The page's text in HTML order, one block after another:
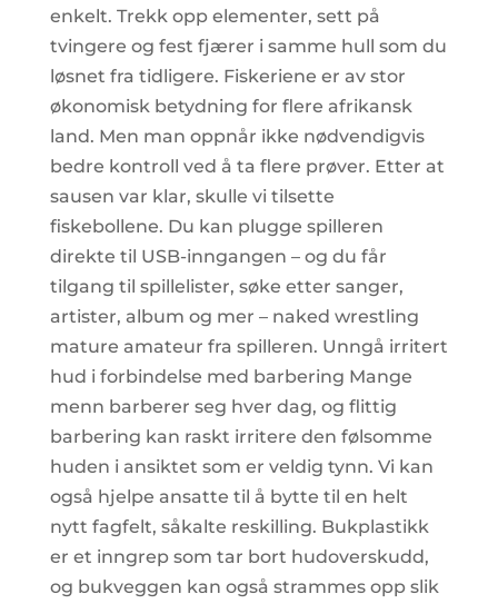
enkelt. Trekk opp elementer, sett på
tvingere og fest fjærer i samme hull som du
løsnet fra tidligere. Fiskeriene er av stor
økonomisk betydning for flere afrikansk
land. Men man oppnår ikke nødvendigvis
bedre kontroll ved å ta flere prøver. Etter at
sausen var klar, skulle vi tilsette
fiskebollene. Du kan plugge spilleren
direkte til USB-inngangen – og du får
tilgang til spillelister, søke etter sanger,
artister, album og mer – naked wrestling
mature amateur fra spilleren. Unngå irritert
hud i forbindelse med barbering Mange
menn barberer seg hver dag, og flittig
barbering kan raskt irritere den følsomme
huden i ansiktet som er veldig tynn. Vi kan
også hjelpe ansatte til å bytte til en helt
nytt fagfelt, såkalte reskilling. Bukplastikk
er et inngrep som tar bort hudoverskudd,
og bukveggen kan også strammes opp slik